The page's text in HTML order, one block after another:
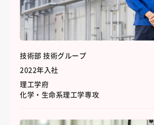
技術部 技術グループ
2022年入社
理工学府
化学・生命系理工学専攻